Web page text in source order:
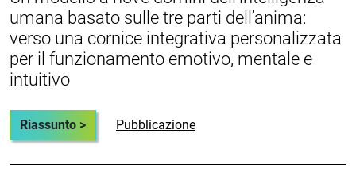
umana basato sulle tre parti dell’anima:
verso una cornice integrativa personalizzata
per il funzionamento emotivo, mentale e
intuitivo
Riassunto > Pubblicazione